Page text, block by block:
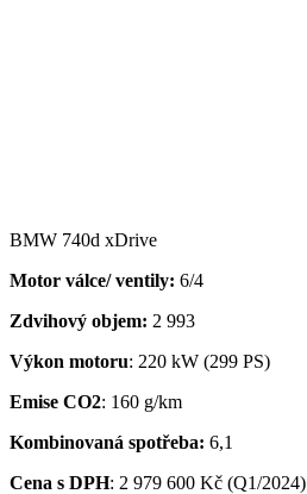
BMW 740d xDrive
Motor válce/ ventily: 6/4
Zdvihový objem: 2 993
Výkon motoru: 220 kW (299 PS)
Emise CO2: 160 g/km
Kombinovaná spotřeba: 6,1
Cena s DPH: 2 979 600 Kč (Q1/2024)